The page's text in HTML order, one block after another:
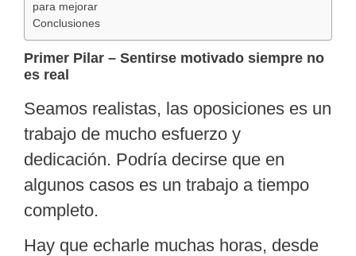
para mejorar
Conclusiones
Primer Pilar – Sentirse motivado siempre no
es real
Seamos realistas, las oposiciones es un
trabajo de mucho esfuerzo y
dedicación. Podría decirse que en
algunos casos es un trabajo a tiempo
completo.
Hay que echarle muchas horas, desde